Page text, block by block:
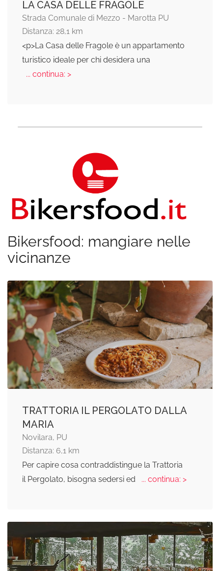
LA CASA DELLE FRAGOLE
Strada Comunale di Mezzo - Marotta PU
Distanza: 28,1 km
<p>La Casa delle Fragole è un appartamento
turistico ideale per chi desidera una
... continua: >
Bikersfood: mangiare nelle
vicinanze
TRATTORIA IL PERGOLATO DALLA
MARIA
Novilara, PU
Distanza: 6,1 km
Per capire cosa contraddistingue la Trattoria
il Pergolato, bisogna sedersi ed
... continua: >